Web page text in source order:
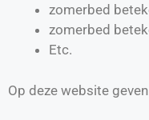
zomerbed
zomerbed
Etc.
Op deze website